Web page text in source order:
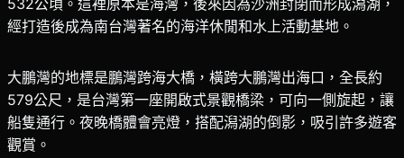
經打造後成為南台灣著名的海洋休閒和水上活動基地。
大鵬灣的地標是鵬灣跨海大橋，橫跨大鵬灣出海口，全長約
579公尺，是台灣第一座開啟式景觀橋梁，可向一側旋起，讓
船隻通行。夜晚橋體會亮燈，搭配潟湖的倒影，吸引許多遊客
觀賞。